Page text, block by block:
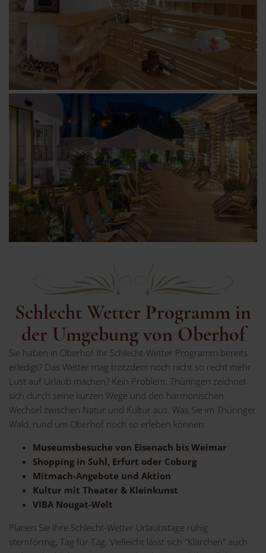
Schlecht Wetter Programm in
der Umgebung von Oberhof
Sie haben in Oberhof Ihr Schlecht-Wetter Programm bereits
erledigt? Das Wetter mag trotzdem noch nicht so recht mehr
Lust auf Urlaub machen? Kein Problem. Thüringen zeichnet
sich durch seine kurzen Wege und den harmonischen
Wechsel zwischen Natur und Kultur aus. Was Sie im Thüringer
Wald, rund um Oberhof noch so erleben können:
Museumsbesuche von Eisenach bis Weimar
Shopping in Suhl, Erfurt oder Coburg
Mitmach-Angebote und Aktion
Kultur mit Theater & Kleinkunst
VIBA Nougat-Welt
Planen Sie Ihre Schlecht-Wetter Urlaubstage ruhig
sternförmig, Tag für Tag. Vielleicht lässt sich "Klärchen" auch